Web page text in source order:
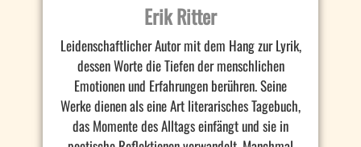
Erik Ritter
Leidenschaftlicher Autor mit dem Hang zur Lyrik,
dessen Worte die Tiefen der menschlichen
Emotionen und Erfahrungen berühren. Seine
Werke dienen als eine Art literarisches Tagebuch,
das Momente des Alltags einfängt und sie in